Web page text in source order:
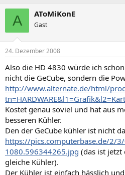
A AToMiKonE
Gast
24. Dezember 2008
Also die HD 4830 würde ich
nicht die GeCube, sondern die
http://www.alternate.de/html/
Kostet genau soviel und hat aus
besseren Kühler.
Den der GeCube kühler ist nicht
https://pics.computerbase.de/2/
1080.596344265.jpg (das ist jetzt
gleiche Kühler).
Der Kühler ist einfach hässlich